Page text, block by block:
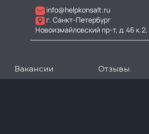
info@helpkonsalt.ru
г. Санкт-Петербург
Новоизмайловский пр-т, д. 46 к.2,
Вакансии Отзывы